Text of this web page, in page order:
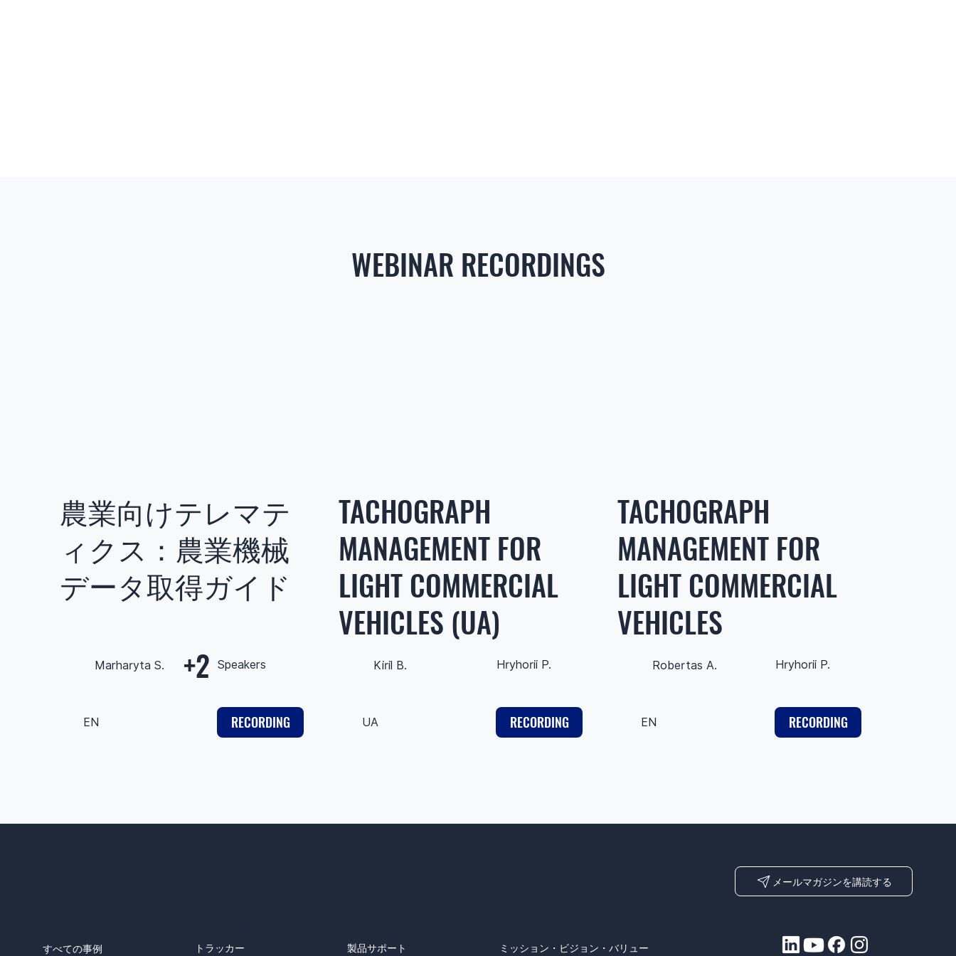
WEBINAR RECORDINGS
農業向けテレマテ
ィクス：農業機械
データ取得ガイド
Marharyta S. +2 Speakers
EN RECORDING
TACHOGRAPH
MANAGEMENT FOR
LIGHT COMMERCIAL
VEHICLES (UA)
Kiril B. Hryhorii P.
UA RECORDING
TACHOGRAPH
MANAGEMENT FOR
LIGHT COMMERCIAL
VEHICLES
Robertas A. Hryhorii P.
EN RECORDING
事例
すべての事例
製品
トラッカー
サポート
製品サポート
​当社について
ミッション・ビジョン・バリュー
メールマガジンを講読する